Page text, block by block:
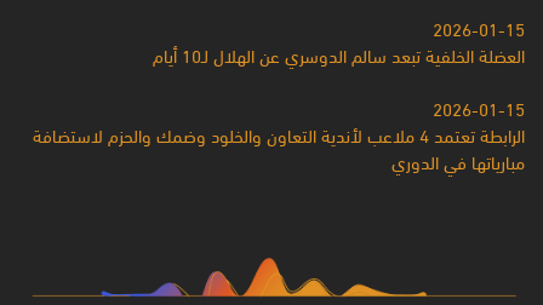
2026-01-15
العضلة الخلفية تبعد سالم الدوسري عن الهلال لـ10 أيام
2026-01-15
الرابطة تعتمد 4 ملاعب لأندية التعاون والخلود وضمك والحزم لاستضافة
مبارياتها في الدوري